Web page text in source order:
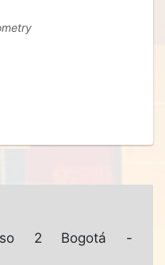
2 Bogotá -